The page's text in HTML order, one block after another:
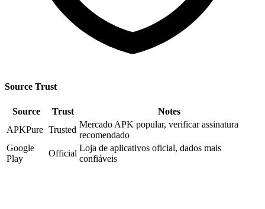
Source Trust
Source Trust
Notes
APKPure Trusted
Mercado APK popular, verificar assinatura
recomendado
Google
Play
Official
Loja de aplicativos oficial, dados mais
confiáveis